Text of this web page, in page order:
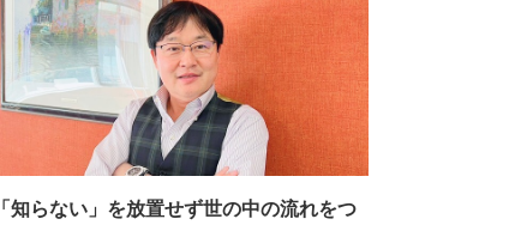
「知らない」を放置せず世の中の流れをつ